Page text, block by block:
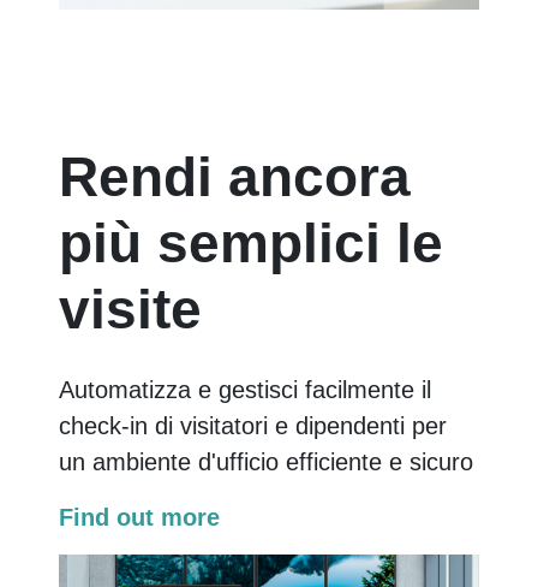
Rendi ancora
più semplici le
visite
Automatizza e gestisci facilmente il
check-in di visitatori e dipendenti per
un ambiente d'ufficio efficiente e sicuro
Find out more